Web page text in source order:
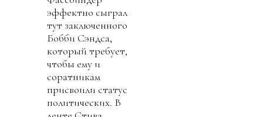
эффектно сыграл
тут заключенного
Бобби Сэндса,
который требует,
чтобы ему и
соратникам
присвоили статус
политических. В